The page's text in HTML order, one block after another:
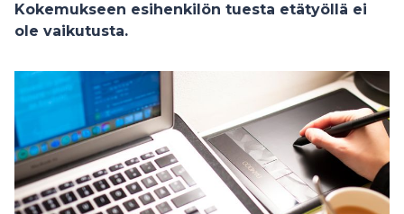
Kokemukseen esihenkilön tuesta etätyöllä ei
ole vaikutusta.